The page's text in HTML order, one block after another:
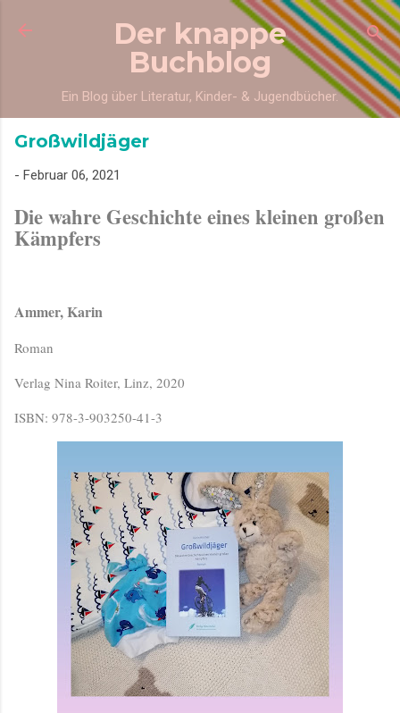
Direkt zum Hauptbereich
Der knappe
Buchblog
Ein Blog über Literatur, Kinder- & Jugendbücher.
Großwildjäger
- Februar 06, 2021
Die wahre Geschichte eines kleinen großen
Kämpfers
Ammer, Karin
Roman
Verlag Nina Roiter, Linz, 2020
ISBN: 978-3-903250-41-3